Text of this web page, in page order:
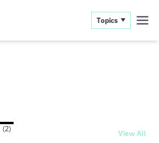
Topics
(2) View All